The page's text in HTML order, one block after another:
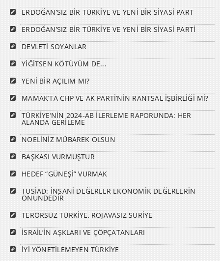
ERDOĞAN’SIZ BİR TÜRKİYE VE YENİ BİR SİYASİ PART
ERDOĞAN’SIZ BİR TÜRKİYE VE YENİ BİR SİYASİ PARTİ
DEVLETİ SOYANLAR
YİĞİTSEN KÖTÜYÜM DE...
YENİ BİR AÇILIM MI?
MAMAK’TA CHP VE AK PARTİ’NİN RANTSAL İŞBİRLİĞİ Mİ?
TÜRKİYE’NİN 2024-AB İLERLEME RAPORUNDA: HER
ALANDA GERİLEME
NOELİNİZ MÜBAREK OLSUN
BAŞKASI VURMUŞTUR
HEDEF “GÜNEŞİ” VURMAK
TÜSİAD: İNSANİ DEĞERLER EKONOMİK DEĞERLERİN
ÖNÜNDEDİR
TERÖRSÜZ TÜRKİYE, ROJAVASIZ SURİYE
İSRAİL’İN AŞKLARI VE ÇÖPÇATANLARI
İYİ YÖNETİLEMEYEN TÜRKİYE